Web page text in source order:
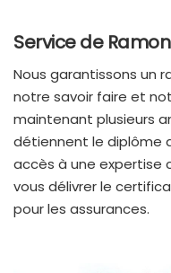
Service de
Nous garantissons un
notre savoir faire et
maintenant plusieurs
détiennent le diplôme
accès à une expertise
vous délivrer le
pour les assurances.